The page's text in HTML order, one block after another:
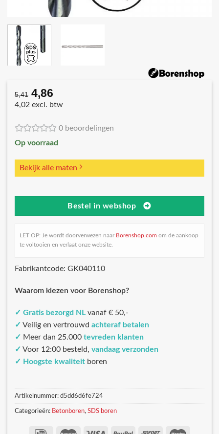
5,41 Oorspronkelijke
prijs
€5,41.
4,86
prijs
€4,86.
4,02 excl. btw
0 beoordelingen
Op voorraad
Bekijk alle maten
Bestel in webshop
LET OP: Je wordt doorverwezen naar Borenshop.com om de aankoop
te voltooien en verlaat onze website.
Fabrikantcode: GK040110
Waarom kiezen voor Borenshop?
✓ Gratis bezorgd NL vanaf € 50,-
✓ Veilig en vertrouwd achteraf betalen
✓ Meer dan 25.000 tevreden klanten
✓ Voor 12:00 besteld, vandaag verzonden
✓ Hoogste kwaliteit boren
Artikelnummer: d5dd6d6fe724
Categorieën: Betonboren, SDS boren